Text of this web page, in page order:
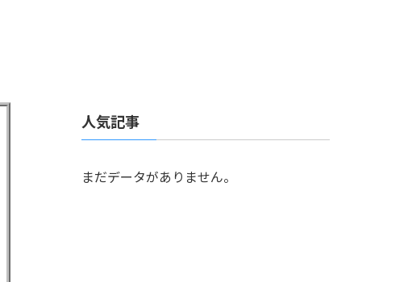
人気記事
まだデータがありません。